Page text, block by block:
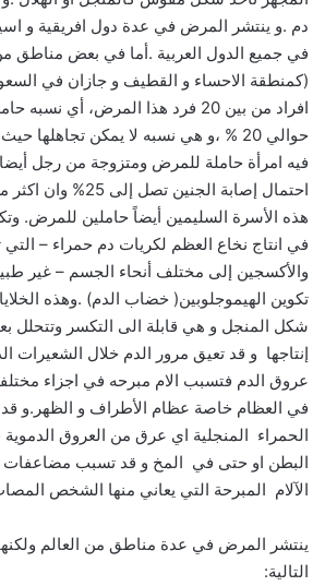
دم .و ينتشر المرض في عدة دول افريقية و
في جميع الدول العربية .أما في بعض مناطق
افراد من بين 20 فرد هذا المرض، أي
حوالي 20 % ،و هي نسبه لا يمكن
فيه امرأة حاملة للمرض ومتزوجة من رجل
هذه الأسرة السليمين أيضاً حاملين للمرض.
في انتاج نخاع العظم لكريات دم حمراء – التي
والأكسجين إلى مختلف أنحاء الجسم – غير
تكوين الهيموجلوبين( خضاب الدم) .وهذه
شكل المنجل و هي قابلة الى التكسر وتتحلل
إنتاجها و قد تعيق مرور الدم خلال الشعيرات
عروق الدم فتسبب الام مبرحه في اجزاء
في العظام خاصة عظام الأطراف و الظهر.و
الحمراء المنجلية اي عرق من العروق الدموية
البطن او حتى في المخ و قد تسبب مضاعفات
الآلام المبرحة التي يعاني منها الشخص
ينتشر المرض في عدة مناطق من العالم
التالية: